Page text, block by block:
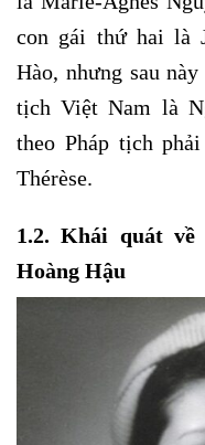
con gái thứ hai là
Hào, nhưng sau
tịch Việt Nam là
theo Pháp tịch
Thérèse.
1.2. Khái quát về
Hoàng Hậu